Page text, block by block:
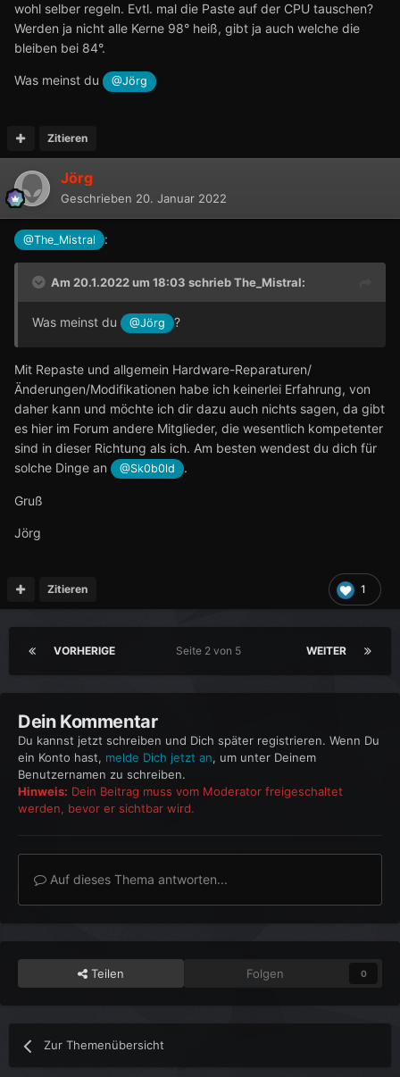
wohl selber regeln. Evtl. mal die Paste auf der CPU tauschen?
Werden ja nicht alle Kerne 98° heiß, gibt ja auch welche die
bleiben bei 84°.
Was meinst du @Jörg
Zitieren
Jörg
Geschrieben 20. Januar 2022
@The_Mistral :
Am 20.1.2022 um 18:03 schriebThe_Mistral:
Was meinst du @Jörg ?
Mit Repaste und allgemein Hardware-Reparaturen/
Änderungen/Modifikationen habe ich keinerlei Erfahrung, von
daher kann und möchte ich dir dazu auch nichts sagen, da gibt
es hier im Forum andere Mitglieder, die wesentlich kompetenter
sind in dieser Richtung als ich. Am besten wendest du dich für
solche Dinge an
@Sk0b0ld .
Gruß
Jörg
1
Zitieren
VORHERIGE WEITER
Seite 2 von 5
Dein Kommentar
Du kannst jetzt schreiben und Dich später registrieren. Wenn Du
ein Konto hast, melde Dich jetzt an, um unter Deinem
Benutzernamen zu schreiben.
Hinweis: Dein Beitrag muss vom Moderator freigeschaltet
werden, bevor er sichtbar wird.
Auf dieses Thema antworten...
Teilen Folgen 0
Zur Themenübersicht